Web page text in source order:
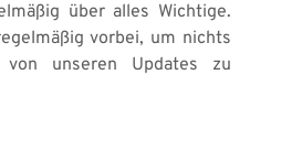
über alles Wichtige.
vorbei, um nichts
unseren Updates zu